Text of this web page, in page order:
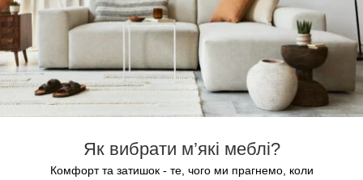
Як вибрати м’які меблі?
Комфорт та затишок - те, чого ми прагнемо, коли